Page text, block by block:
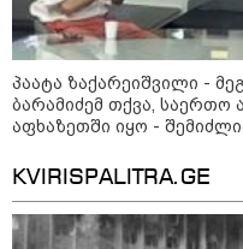
კატეგორიის
პაატა ზაქარეიშვილი -
ბარამიძემ თქვა, საერთო
აფხაზეთში იყო -
KVIRISPALITRA.GE